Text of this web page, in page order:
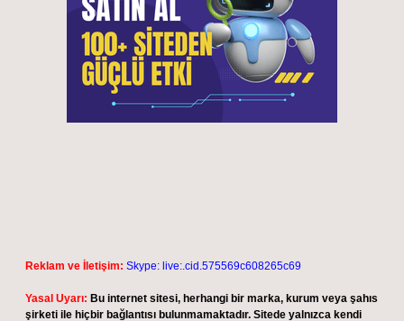
Reklam ve İletişim: Skype: live:.cid.575569c608265c69
Yasal Uyarı: Bu internet sitesi, herhangi bir marka, kurum veya şahıs
şirketi ile hiçbir bağlantısı bulunmamaktadır. Sitede yalnızca kendi